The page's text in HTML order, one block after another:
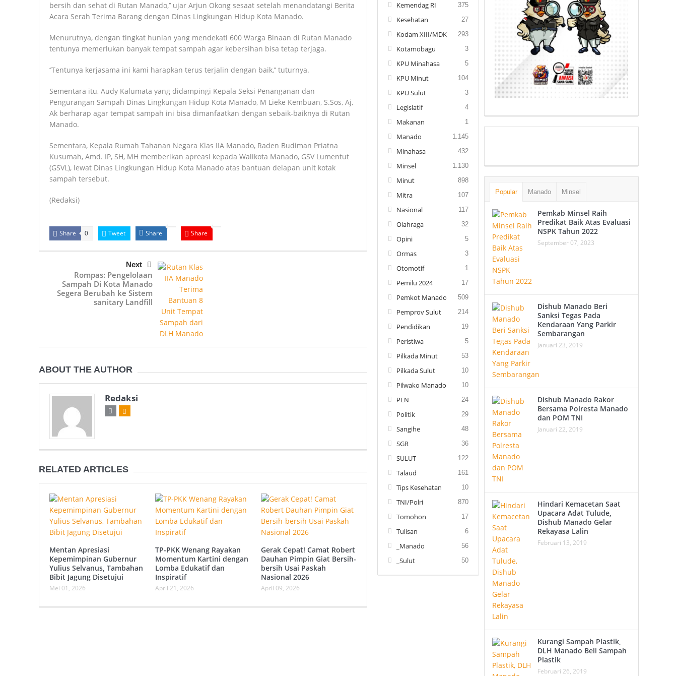
bersih dan sehat di Rutan Manado,’’ ujar Arjun Okong sesaat setelah menandatangi Berita
Acara Serah Terima Barang dengan Dinas Lingkungan Hidup Kota Manado.
Menurutnya, dengan tingkat hunian yang mendekati 600 Warga Binaan di Rutan Manado
tentunya memerlukan banyak tempat sampah agar kebersihan bisa tetap terjaga.
‘’Tentunya kerjasama ini kami harapkan terus terjalin dengan baik,’’ tuturnya.
Sementara itu, Audy Kalumata yang didampingi Kepala Seksi Penanganan dan
Pengurangan Sampah Dinas Lingkungan Hidup Kota Manado, M Lieke Kembuan, S.Sos, Aj,
Ak berharap agar tempat sampah ini bisa dimanfaatkan dengan sebaik-baiknya di Rutan
Manado.
Sementara, Kepala Rumah Tahanan Negara Klas IIA Manado, Raden Budiman Priatna
Kusumah, Amd. IP, SH, MH memberikan apreasi kepada Walikota Manado, GSV Lumentut
(GSVL), lewat Dinas Lingkungan Hidup Kota Manado atas bantuan delapan unit kotak
sampah tersebut.
(Redaksi)
Share 0 Tweet Share Share
Next
Rompas: Pengelolaan
Sampah Di Kota Manado
Segera Berubah ke Sistem
sanitary Landfill
ABOUT THE AUTHOR
Redaksi
RELATED ARTICLES
Mentan Apresiasi
Kepemimpinan Gubernur
Yulius Selvanus, Tambahan
Bibit Jagung Disetujui
Mei 01, 2026
TP-PKK Wenang Rayakan
Momentum Kartini dengan
Lomba Edukatif dan
Inspiratif
April 21, 2026
Gerak Cepat! Camat Robert
Dauhan Pimpin Giat Bersih-
bersih Usai Paskah
Nasional 2026
April 09, 2026
Kemendag RI 375
Kesehatan 27
Kodam XIII/MDK 293
Kotamobagu 3
KPU Minahasa 5
KPU Minut 104
KPU Sulut 3
Legislatif 4
Makanan 1
Manado 1.145
Minahasa 432
Minsel 1.130
Minut 898
Mitra 107
Nasional 117
Olahraga 32
Opini 5
Ormas 3
Otomotif 1
Pemilu 2024 17
Pemkot Manado 509
Pemprov Sulut 214
Pendidikan 19
Peristiwa 5
Pilkada Minut 53
Pilkada Sulut 10
Pilwako Manado 10
PLN 24
Politik 29
Sangihe 48
SGR 36
SULUT 122
Talaud 161
Tips Kesehatan 10
TNI/Polri 870
Tomohon 17
Tulisan 6
_Manado 56
_Sulut 50
Popular Manado Minsel
Pemkab Minsel Raih
Predikat Baik Atas Evaluasi
NSPK Tahun 2022
September 07, 2023
Dishub Manado Beri
Sanksi Tegas Pada
Kendaraan Yang Parkir
Sembarangan
Januari 23, 2019
Dishub Manado Rakor
Bersama Polresta Manado
dan POM TNI
Januari 22, 2019
Hindari Kemacetan Saat
Upacara Adat Tulude,
Dishub Manado Gelar
Rekayasa Lalin
Februari 13, 2019
Kurangi Sampah Plastik,
DLH Manado Beli Sampah
Plastik
Februari 26, 2019